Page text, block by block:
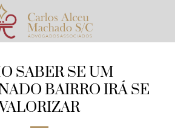
SABER SE UM
BAIRRO IRÁ SE